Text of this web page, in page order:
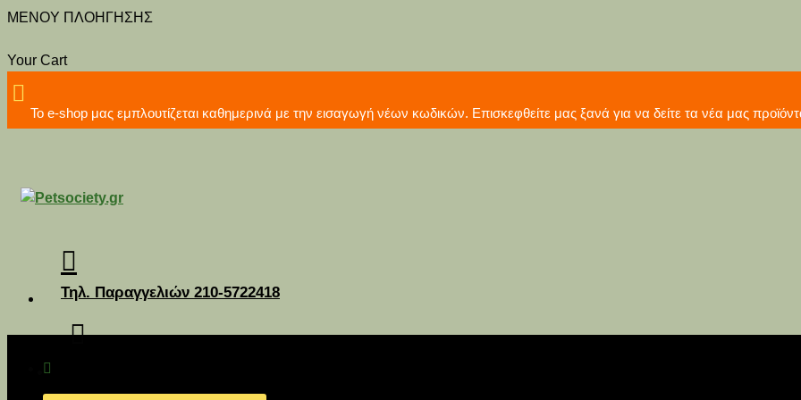
MENOY ΠΛΟΗΓΗΣΗΣ
Your Cart
Το e-shop μας εμπλουτίζεται καθημερινά με την εισαγωγή νέων κωδικών. Επισκεφθείτε μας ξανά για να δείτε
Τηλ. Παραγγελιών 210-5722418